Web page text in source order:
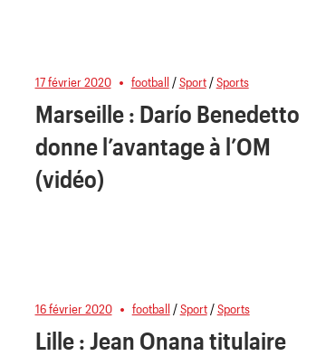
17 février 2020 football/Sport/Sports
Marseille : Darío Benedetto
donne l’avantage à l’OM
(vidéo)
16 février 2020 football/Sport/Sports
Lille : Jean Onana titulaire